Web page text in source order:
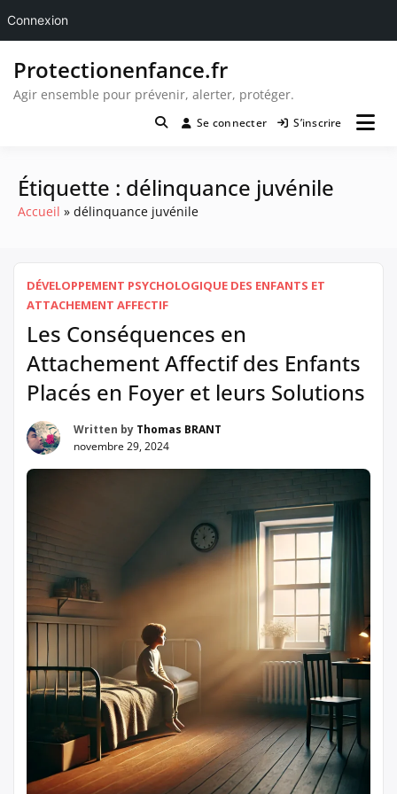
contenu
Protectionenfance.fr
Agir ensemble pour prévenir, alerter, protéger.
Se connecter S’inscrire
Étiquette : délinquance juvénile
Accueil délinquance juvénile
DÉVELOPPEMENT PSYCHOLOGIQUE DES ENFANTS ET
ATTACHEMENT AFFECTIF
Les Conséquences en
Attachement Affectif des Enfants
Placés en Foyer et leurs Solutions
Written by Thomas BRANT
novembre 29, 2024
Connexion